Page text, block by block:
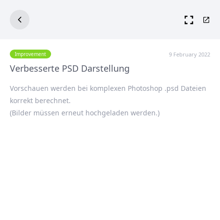
Improvement 9 February 2022
Verbesserte PSD Darstellung
Vorschauen werden bei komplexen Photoshop .psd Dateien
korrekt berechnet.
(Bilder müssen erneut hochgeladen werden.)